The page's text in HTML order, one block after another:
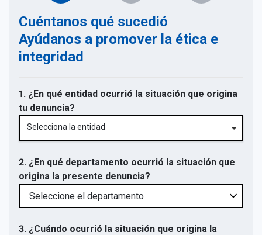
Cuéntanos qué sucedió
Ayúdanos a promover la ética e
integridad
1. ¿En qué entidad ocurrió la situación que origina
tu denuncia?
Selecciona la entidad
2. ¿En qué departamento ocurrió la situación que
origina la presente denuncia?
3. ¿Cuándo ocurrió la situación que origina la